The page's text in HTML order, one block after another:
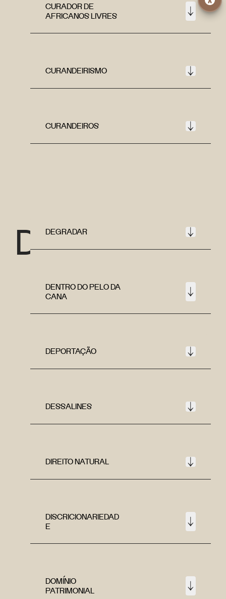
CURADOR DE
AFRICANOS LIVRES
CURANDEIRISMO
CURANDEIROS
D DEGRADAR
DENTRO DO PELO DA
CANA
DEPORTAÇÃO
DESSALINES
DIREITO NATURAL
DISCRICIONARIEDAD
E
DOMÍNIO
PATRIMONIAL